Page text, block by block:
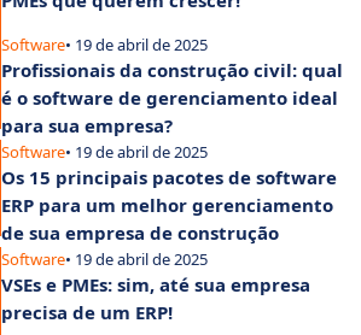
Software• 19 de abril de 2025
Profissionais da construção civil: qual
é o software de gerenciamento ideal
para sua empresa?
Software• 19 de abril de 2025
Os 15 principais pacotes de software
ERP para um melhor gerenciamento
de sua empresa de construção
Software• 19 de abril de 2025
VSEs e PMEs: sim, até sua empresa
precisa de um ERP!